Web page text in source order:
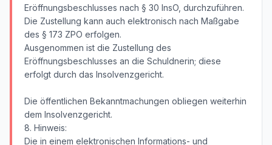
Eröffnungsbeschlusses nach § 30 InsO, durchzuführen.
Die Zustellung kann auch elektronisch nach Maßgabe
des § 173 ZPO erfolgen.
Ausgenommen ist die Zustellung des
Eröffnungsbeschlusses an die Schuldnerin; diese
erfolgt durch das Insolvenzgericht.
Die öffentlichen Bekanntmachungen obliegen weiterhin
dem Insolvenzgericht.
8. Hinweis:
Die in einem elektronischen Informations- und